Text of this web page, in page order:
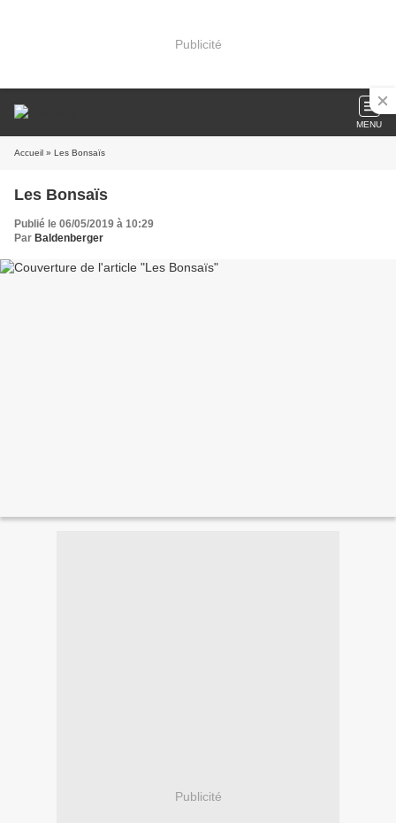
Publicité
MENU
Accueil » Les Bonsaïs
Les Bonsaïs
Publié le 06/05/2019 à 10:29
Par Baldenberger
Publicité